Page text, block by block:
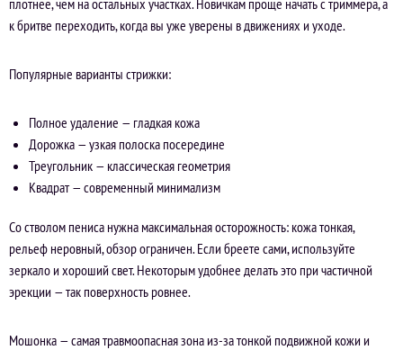
к бритве переходить, когда вы уже уверены в движениях и уходе.
Популярные варианты стрижки:
Полное удаление — гладкая кожа
Дорожка — узкая полоска посередине
Треугольник — классическая геометрия
Квадрат — современный минимализм
Со стволом пениса нужна максимальная осторожность: кожа тонкая,
рельеф неровный, обзор ограничен. Если бреете сами, используйте
зеркало и хороший свет. Некоторым удобнее делать это при частичной
эрекции — так поверхность ровнее.
Мошонка — самая травмоопасная зона из-за тонкой подвижной кожи и